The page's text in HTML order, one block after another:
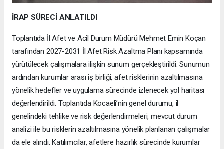
İRAP SÜRECİ ANLATILDI
Toplantıda İl Afet ve Acil Durum Müdürü Mehmet Emin Koçan
tarafından 2027-2031 İl Afet Risk Azaltma Planı kapsamında
yürütülecek çalışmalara ilişkin sunum gerçekleştirildi. Sunumun
ardından kurumlar arası iş birliği, afet risklerinin azaltılmasına
yönelik hedefler ve uygulama sürecinde izlenecek yol haritası
değerlendirildi. Toplantıda Kocaeli’nin genel durumu, il
genelindeki tehlike ve risk değerlendirmeleri, mevcut durum
analizi ile bu risklerin azaltılmasına yönelik planlanan çalışmalar
da ele alındı. Katılımcılar, afetlere hazırlık sürecinde kurumlar